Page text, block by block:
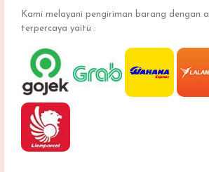
Kami melayani pengiriman barang dengan
terpercaya yaitu :